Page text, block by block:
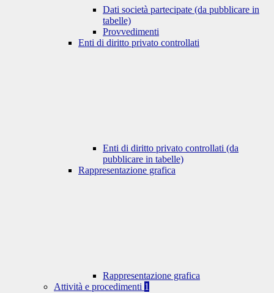
Dati società partecipate (da pubblicare in
tabelle)
Provvedimenti
Enti di diritto privato controllati
Enti di diritto privato controllati (da
pubblicare in tabelle)
Rappresentazione grafica
Rappresentazione grafica
Attività e procedimenti 1